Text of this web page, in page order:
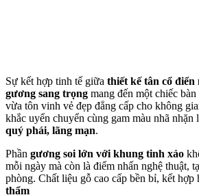
Sự kết hợp tinh tế giữa thiết kế tân cổ điển
gương sang trọng mang đến một chiếc
vừa tôn vinh vẻ đẹp đẳng cấp cho không
khắc uyển chuyển cùng gam màu nhã nhặn
quý phái, lãng mạn.
Phần gương soi lớn với khung tinh xảo
mỗi ngày mà còn là điểm nhấn nghệ thuật,
phòng. Chất liệu gỗ cao cấp bền bỉ, kết hợp
thẩm